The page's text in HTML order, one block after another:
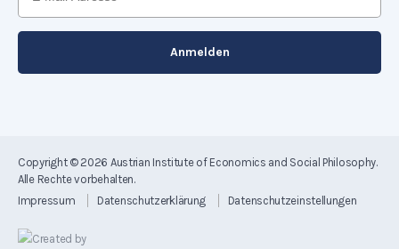
Copyright © 2026 Austrian Institute of Economics and Social Philosophy.
Alle Rechte vorbehalten.
Impressum
Datenschutzerklärung Datenschutzeinstellungen